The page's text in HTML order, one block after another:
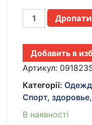
СИЛИКОНОВЫЕ
ЧЕХЛЫ
ДЛЯ
ОБУВИ
ОТ
И
ГРЯЗИ
РАЗМЕР
S
Дропати
Добавить в
Артикул:
Категорії:
Спорт,
В наявності